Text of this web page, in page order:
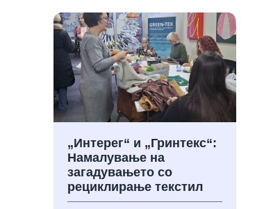
„Интерег“ и „Гринтекс“:
Намалување на
загадувањето со
рециклирање текстил